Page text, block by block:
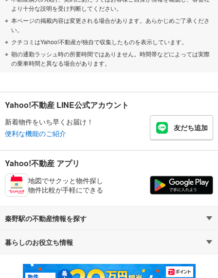
より十分な説明を受け判断してください。
本ページの掲載内容は変更される場合があります。あらかじめご了承くださ
い。
クチコミはYahoo!不動産が独自で収集したものを表示しています。
朝の通勤ラッシュ時の所要時間ではありません。時間帯などによっては実際
の乗車時間と異なる場合があります。
Yahoo!不動産 LINE公式アカウント
新着物件をいち早くお届け！
便利な機能のご紹介
友だち追加
Yahoo!不動産 アプリ
地図でサクッと物件探し
物件比較が手軽にできる
秦野駅の不動産情報を探す
不動産・住宅
新築マンション 中古マンション
暮らしのお役立ち情報
マンションカタログ 教えて！住まいの先生